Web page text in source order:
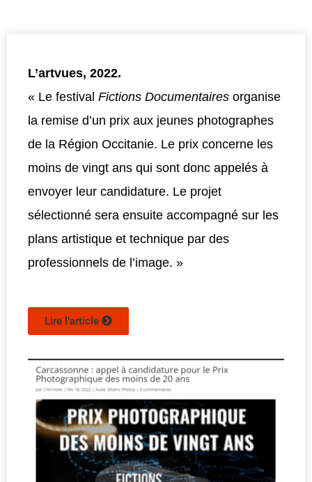
L’artvues, 2022.
« Le festival Fictions Documentaires organise
la remise d’un prix aux jeunes photographes
de la Région Occitanie. Le prix concerne les
moins de vingt ans qui sont donc appelés à
envoyer leur candidature. Le projet
sélectionné sera ensuite accompagné sur les
plans artistique et technique par des
professionnels de l’image. »
Lire l'article